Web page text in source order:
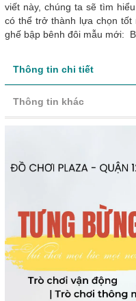
viết này, chúng ta sẽ tìm
có thể trở thành lựa chọn
ghế bập bênh đôi mẫu mới:
Thông tin chi tiết
Thông tin khác